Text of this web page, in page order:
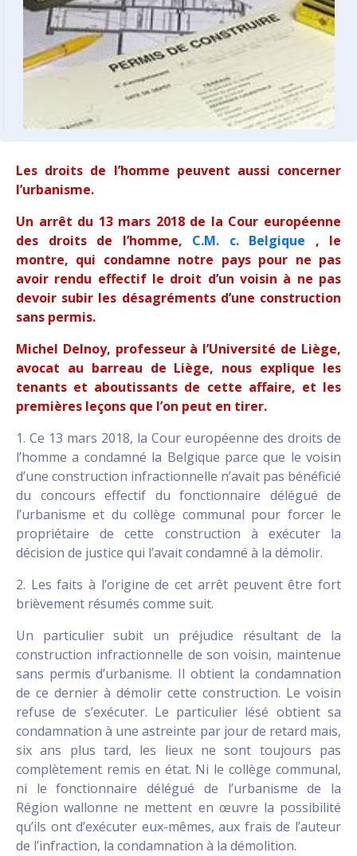
Les droits de l’homme peuvent aussi concerner
l’urbanisme.
Un arrêt du 13 mars 2018 de la Cour européenne
des droits de l’homme, C.M. c. Belgique , le
montre, qui condamne notre pays pour ne pas
avoir rendu effectif le droit d’un voisin à ne pas
devoir subir les désagréments d’une construction
sans permis.
Michel Delnoy, professeur à l’Université de Liège,
avocat au barreau de Liège, nous explique les
tenants et aboutissants de cette affaire, et les
premières leçons que l’on peut en tirer.
1. Ce 13 mars 2018, la Cour européenne des droits de
l’homme a condamné la Belgique parce que le voisin
d’une construction infractionnelle n’avait pas bénéficié
du concours effectif du fonctionnaire délégué de
l’urbanisme et du collège communal pour forcer le
propriétaire de cette construction à exécuter la
décision de justice qui l’avait condamné à la démolir.
2. Les faits à l’origine de cet arrêt peuvent être fort
brièvement résumés comme suit.
Un particulier subit un préjudice résultant de la
construction infractionnelle de son voisin, maintenue
sans permis d’urbanisme. Il obtient la condamnation
de ce dernier à démolir cette construction. Le voisin
refuse de s’exécuter. Le particulier lésé obtient sa
condamnation à une astreinte par jour de retard mais,
six ans plus tard, les lieux ne sont toujours pas
complètement remis en état. Ni le collège communal,
ni le fonctionnaire délégué de l’urbanisme de la
Région wallonne ne mettent en œuvre la possibilité
qu’ils ont d’exécuter eux-mêmes, aux frais de l’auteur
de l’infraction, la condamnation à la démolition.